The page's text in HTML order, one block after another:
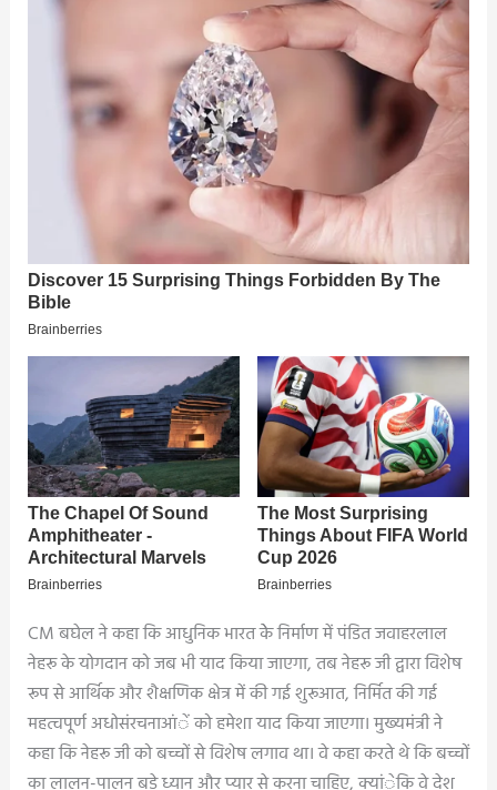
CM बघेल ने कहा कि आधुनिक भारत केे निर्माण में पंडित जवाहरलाल
नेहरू के योगदान को जब भी याद किया जाएगा, तब नेहरू जी द्वारा विशेष
रूप से आर्थिक और शैक्षणिक क्षेत्र में की गई शुरूआत, निर्मित की गई
महत्वपूर्ण अधोसंरचनाआंें को हमेशा याद किया जाएगा। मुख्यमंत्री ने
कहा कि नेहरू जी को बच्चों से विशेष लगाव था। वे कहा करते थे कि बच्चों